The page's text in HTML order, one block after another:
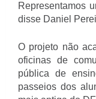
Representamos
disse Daniel
O projeto não
oficinas de
pública de
passeios dos